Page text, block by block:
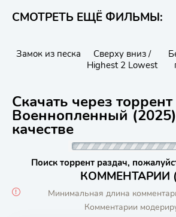
СМОТРЕТЬ ЕЩЁ ФИЛЬМЫ:
Замок из песка
Сверху вниз /
Highest 2 Lowest
Скачать через
Военнопленный
качестве
Поиск торрент раздач,
КОММЕНТАРИИ
Минимальная длина
Комментарии